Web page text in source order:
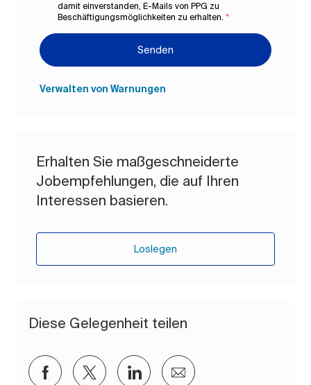
damit einverstanden, E-Mails von PPG zu
Beschäftigungsmöglichkeiten zu erhalten. *
Senden
Verwalten von Warnungen
Erhalten Sie maßgeschneiderte
Jobempfehlungen, die auf Ihren
Interessen basieren.
Loslegen
Diese Gelegenheit teilen
Über Facebook teilen
Über Twitter teilen
Über LinkedIn teilen
Per E-Mail teilen